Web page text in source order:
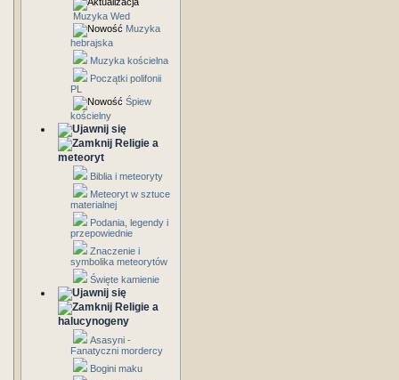
Muzyka Wed
Muzyka
hebrajska
Muzyka kościelna
Początki polifonii
PL
Śpiew
kościelny
Religie a
meteoryt
Biblia i meteoryty
Meteoryt w sztuce
materialnej
Podania, legendy i
przepowiednie
Znaczenie i
symbolika meteorytów
Święte kamienie
Religie a
halucynogeny
Asasyni -
Fanatyczni mordercy
Bogini maku